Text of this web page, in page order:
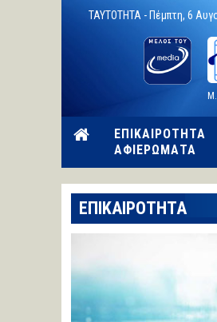
TAYTOTHTA - Πέμπτη, 6
ΕΠΙΚΑΙΡΟΤΗΤΑ
ΑΦΙΕΡΩΜΑΤΑ
ΕΠΙΚΑΙΡΟΤΗΤΑ